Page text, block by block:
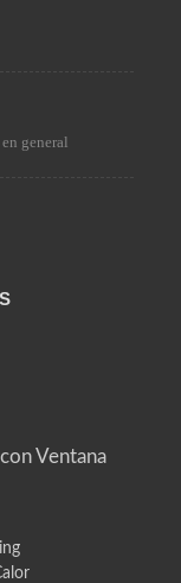
general
Ventana